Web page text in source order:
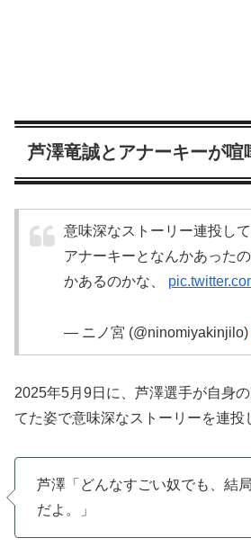
芦澤竜誠とアナーキーが喧
意味深なストーリー連投し
アナーキーとなんかあった
かあるのかな、
— ニノ宮 (@ninomiyakinjilo)
2025年5月9日に、芦澤選手が自身
てた姿で意味深なストーリーを連投
芦澤「どんなすごい奴でも、結
だよ。」